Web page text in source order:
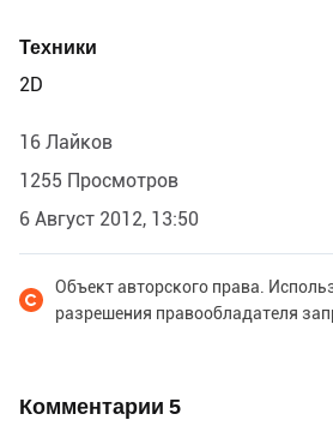
Техники
2D
16 Лайков
1255 Просмотров
6 Август 2012, 13:50
Объект авторского права.
разрешения правообладателя
Комментарии 5